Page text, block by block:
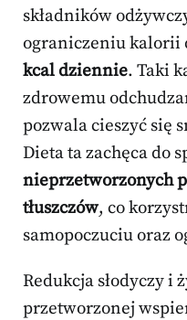
składników
ograniczeniu kalorii
kcal dziennie. Taki
zdrowemu
pozwala cieszyć się
Dieta ta zachęca do
nieprzetworzonych
tłuszczów, co
samopoczuciu oraz
Redukcja słodyczy i
przetworzonej